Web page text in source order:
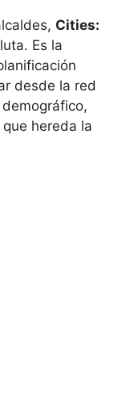
Cities:
Es la
desde la red
hereda la